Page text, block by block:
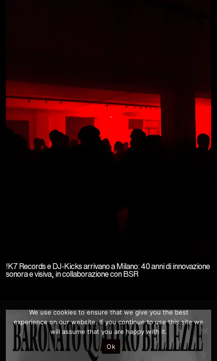
We use cookies to ensure that we give you the best
experience on our website. If you continue to use this site we
will assume that you are happy with it.
Ok
!K7 Records e DJ-Kicks arrivano a Milano: 40 anni di innovazione
sonora e visiva, in collaborazione con BSR